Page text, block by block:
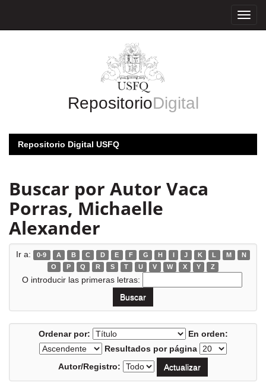
RepositorioDigital
Repositorio Digital USFQ
Buscar por Autor Vaca
Porras, Michaelle
Alexander
Ir a: 0-9 A B C D E F G H I J K L M
N
O
P Q R S T U V W X Y Z
O introducir las primeras letras:
Ordenar por:
En orden:
Resultados por página
Autor/Registro: